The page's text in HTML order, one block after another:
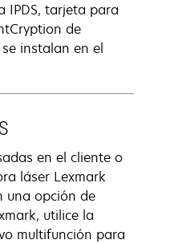
IPDS, tarjeta para
de
instalan en el
en el cliente o
láser Lexmark
una opción de
utilice la
multifunción para